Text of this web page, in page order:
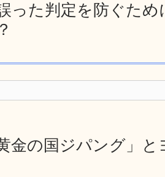
た判定を防ぐため
の国ジパング」と